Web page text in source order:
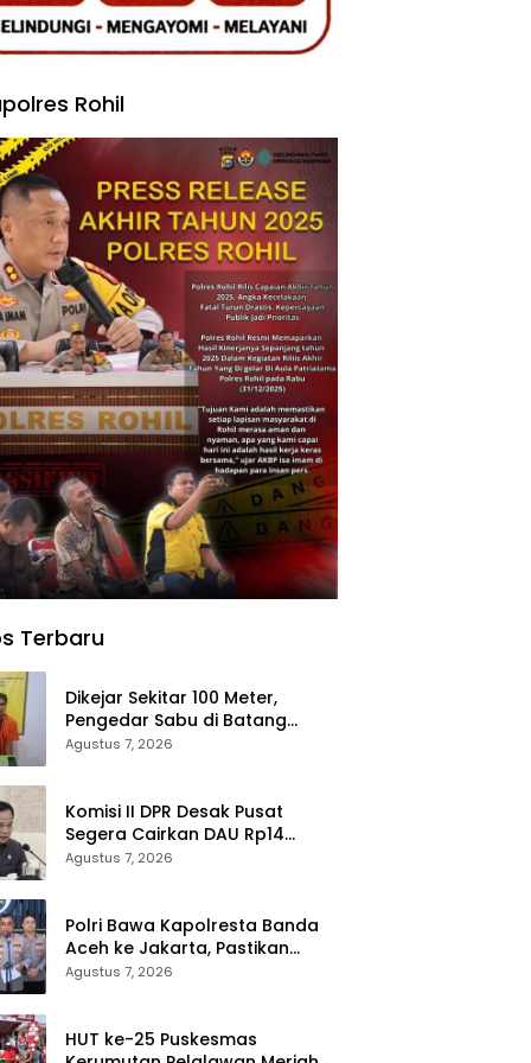
Rohil
Terbaru
Dikejar Sekitar 100 Meter,
Pengedar Sabu di Batang
Agustus 7, 2026
Komisi II DPR Desak Pusat
Segera Cairkan DAU Rp14
Triliun untuk 79 Daerah, Gaji
Agustus 7, 2026
Polri Bawa Kapolresta Banda
Aceh ke Jakarta, Pastikan
Proses Pemeriksaan
Agustus 7, 2026
HUT ke-25 Puskesmas